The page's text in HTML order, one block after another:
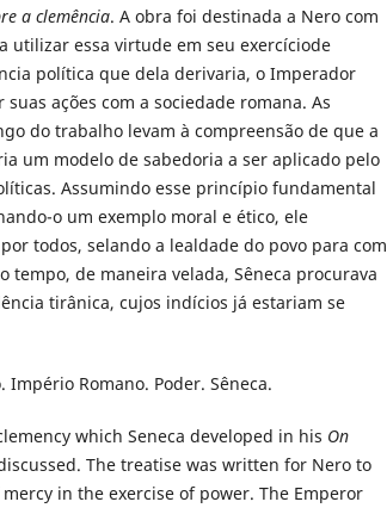
a clemência. A obra foi destinada a Nero com
utilizar essa virtude em seu exercíciode
política que dela derivaria, o Imperador
ações com a sociedade romana. As
do trabalho levam à compreensão de que a
um modelo de sabedoria a ser aplicado pelo
Assumindo esse princípio fundamental
o um exemplo moral e ético, ele
todos, selando a lealdade do povo para com
tempo, de maneira velada, Sêneca procurava
tirânica, cujos indícios já estariam se
Império Romano. Poder. Sêneca.
which Seneca developed in his On
The treatise was written for Nero to
in the exercise of power. The Emperor